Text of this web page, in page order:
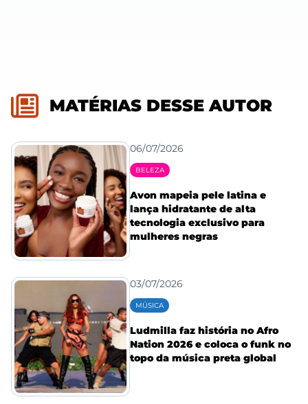
MATÉRIAS DESSE AUTOR
06/07/2026
BELEZA
Avon mapeia pele latina e
lança hidratante de alta
tecnologia exclusivo para
mulheres negras
03/07/2026
MÚSICA
Ludmilla faz história no Afro
Nation 2026 e coloca o funk no
topo da música preta global